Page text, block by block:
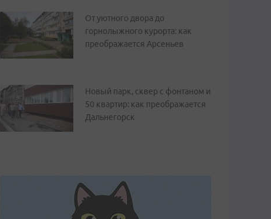
От уютного двора до
горнолыжного курорта: как
преображается Арсеньев
Новый парк, сквер с фонтаном и
50 квартир: как преображается
Дальнегорск